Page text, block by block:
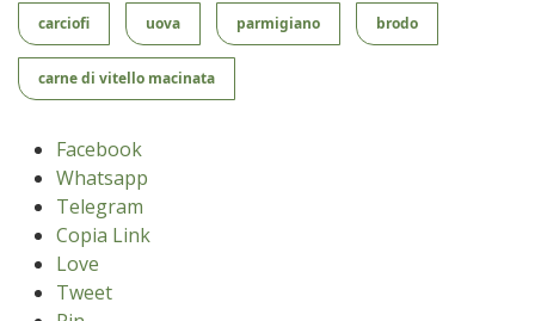
carciofi uova parmigiano brodo
carne di vitello macinata
Facebook
Whatsapp
Telegram
Copia Link
Love
Tweet